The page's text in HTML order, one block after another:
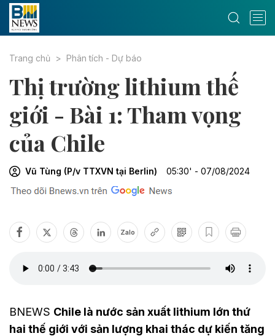
Trang chủ Phân tích - Dự báo
Thị trường lithium thế
giới - Bài 1: Tham vọng
của Chile
Vũ Tùng (P/v TTXVN tại Berlin) 05:30' - 07/08/2024
Zalo
BNEWS Chile là nước sản xuất lithium lớn thứ
hai thế giới với sản lượng khai thác dự kiến tăng